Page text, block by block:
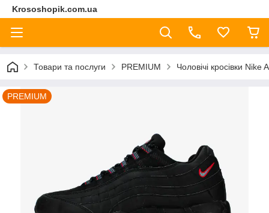
Krososhopik.com.ua
Товари та послуги PREMIUM Чоловічі кросівки
PREMIUM